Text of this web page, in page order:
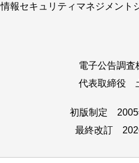
報セキュリティマネジメント
電子公告調
代表取締役
初版制定 2005
最終改訂